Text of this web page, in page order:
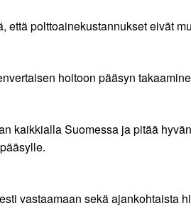
polttoainekustannukset eivät
hoitoon pääsyn
kaikkialla Suomessa ja pitää
vastaamaan sekä ajankohtaista